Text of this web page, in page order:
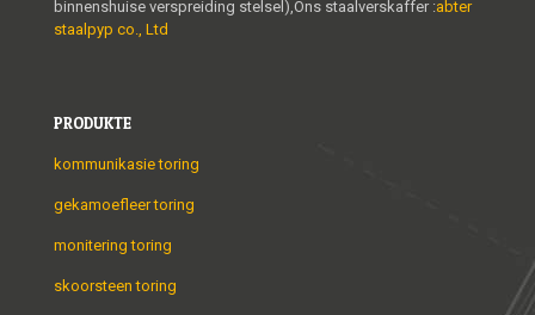
binnenshuise verspreiding stelsel),Ons staalverskaffer :abter
staalpyp co., Ltd
PRODUKTE
kommunikasie toring
gekamoefleer toring
monitering toring
skoorsteen toring